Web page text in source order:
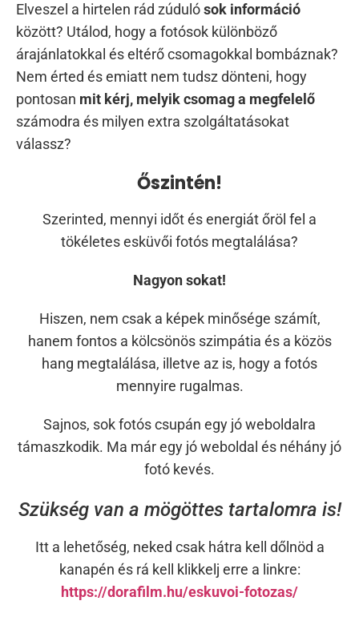
Elveszel a hirtelen rád zúdulósok információ
között? Utálod, hogy a fotósok különböző
árajánlatokkal és eltérő csomagokkal bombáznak?
Nem érted és emiatt nem tudsz dönteni, hogy
pontosan mit kérj, melyik csomag a megfelelő
számodra és milyen extra szolgáltatásokat
válassz?
Őszintén!
Szerinted, mennyi időt és energiát őröl fel a
tökéletes esküvői fotós megtalálása?
Nagyon sokat!
Hiszen, nem csak a képek minősége számít,
hanem fontos a kölcsönös szimpátia és a közös
hang megtalálása, illetve az is, hogy a fotós
mennyire rugalmas.
Sajnos, sok fotós csupán egy jó weboldalra
támaszkodik. Ma már egy jó weboldal és néhány jó
fotó kevés.
Szükség van a mögöttes tartalomra is!
Itt a lehetőség, neked csak hátra kell dőlnöd a
kanapén és rá kell klikkelj erre a linkre:
https://dorafilm.hu/eskuvoi-fotozas/